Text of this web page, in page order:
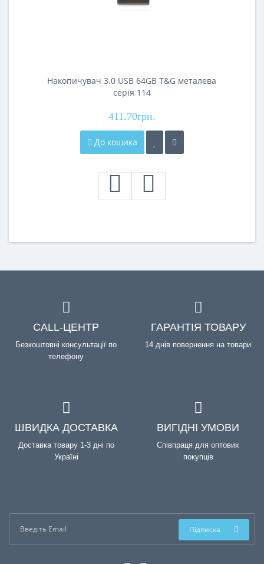
Накопичувач 3.0 USB 64GB T&G металева
серія 114
411.70грн.
До кошика
CALL-ЦЕНТР
Безкоштовні консультації по
телефону
ГАРАНТІЯ ТОВАРУ
14 днів повернення на товари
ШВИДКА ДОСТАВКА
Доставка товару 1-3 дні по
Україні
ВИГІДНІ УМОВИ
Співпраця для оптових
покупців
Підписка